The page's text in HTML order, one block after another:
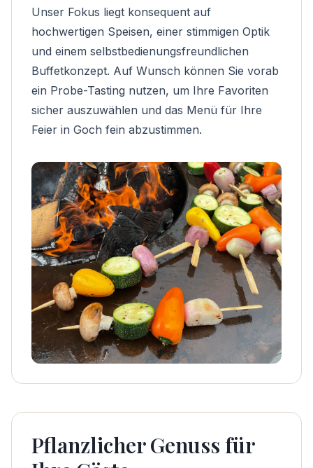
Unser Fokus liegt konsequent auf
hochwertigen Speisen, einer stimmigen Optik
und einem selbstbedienungsfreundlichen
Buffetkonzept. Auf Wunsch können Sie vorab
ein Probe-Tasting nutzen, um Ihre Favoriten
sicher auszuwählen und das Menü für Ihre
Feier in Goch fein abzustimmen.
Pflanzlicher Genuss für